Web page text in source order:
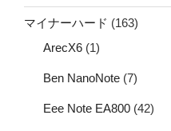
マイナーハード (163)
ArecX6 (1)
Ben NanoNote (7)
Eee Note EA800 (42)